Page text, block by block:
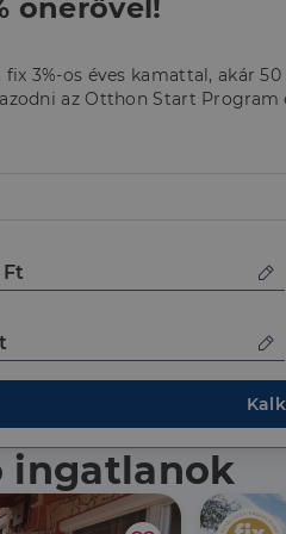
önerővel!
3%-os éves kamattal, akár
az Otthon Start
ingatlanok
_ga
Google
Microsoft
.dh.hu
_gcl_au
Google
.dh.hu